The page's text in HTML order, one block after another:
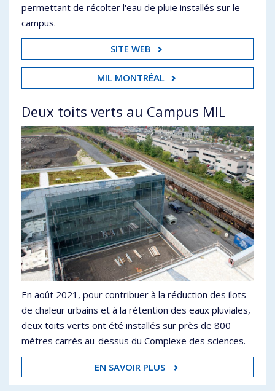
permettant de récolter l'eau de pluie installés sur le
campus.
SITE WEB
MIL MONTRÉAL
Deux toits verts au Campus MIL
En août 2021, pour contribuer à la réduction des ilots
de chaleur urbains et à la rétention des eaux pluviales,
deux toits verts ont été installés sur près de 800
mètres carrés au-dessus du Complexe des sciences.
EN SAVOIR PLUS